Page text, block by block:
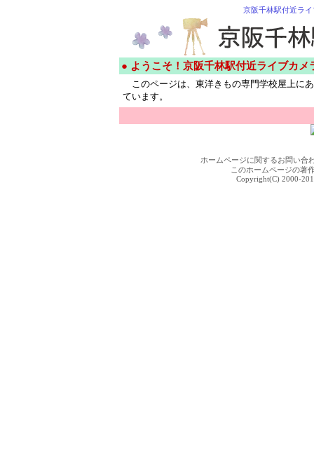
京阪千林駅付近ラ
● ようこそ！京阪千林駅付近ライブカメ
このページは、東洋きもの専門学校屋上に
ています。
ホームページに関するお問い合
このホームページの著
Copyright(C) 2000-